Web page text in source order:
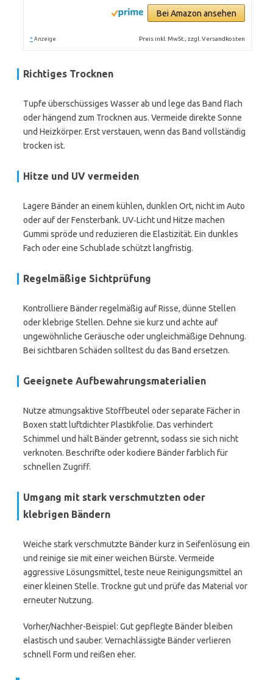
Bei Amazon ansehen
* Anzeige Preis inkl. MwSt., zzgl. Versandkosten
Richtiges Trocknen
Tupfe überschüssiges Wasser ab und lege das Band flach
oder hängend zum Trocknen aus. Vermeide direkte Sonne
und Heizkörper. Erst verstauen, wenn das Band vollständig
trocken ist.
Hitze und UV vermeiden
Lagere Bänder an einem kühlen, dunklen Ort, nicht im Auto
oder auf der Fensterbank. UV‑Licht und Hitze machen
Gummi spröde und reduzieren die Elastizität. Ein dunkles
Fach oder eine Schublade schützt langfristig.
Regelmäßige Sichtprüfung
Kontrolliere Bänder regelmäßig auf Risse, dünne Stellen
oder klebrige Stellen. Dehne sie kurz und achte auf
ungewöhnliche Geräusche oder ungleichmäßige Dehnung.
Bei sichtbaren Schäden solltest du das Band ersetzen.
Geeignete Aufbewahrungsmaterialien
Nutze atmungsaktive Stoffbeutel oder separate Fächer in
Boxen statt luftdichter Plastikfolie. Das verhindert
Schimmel und hält Bänder getrennt, sodass sie sich nicht
verknoten. Beschrifte oder kodiere Bänder farblich für
schnellen Zugriff.
Umgang mit stark verschmutzten oder
klebrigen Bändern
Weiche stark verschmutzte Bänder kurz in Seifenlösung ein
und reinige sie mit einer weichen Bürste. Vermeide
aggressive Lösungsmittel, teste neue Reinigungsmittel an
einer kleinen Stelle. Trockne gut und prüfe das Material vor
erneuter Nutzung.
Vorher/Nachher-Beispiel: Gut gepflegte Bänder bleiben
elastisch und sauber. Vernachlässigte Bänder verlieren
schnell Form und reißen eher.